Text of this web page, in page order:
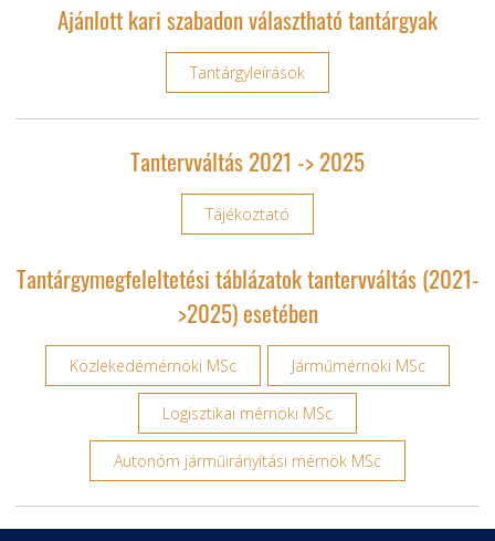
Ajánlott kari szabadon választható tantárgyak
Tantárgyleírások
Tantervváltás 2021 -> 2025
Tájékoztató
Tantárgymegfeleltetési táblázatok tantervváltás (2021-
>2025) esetében
Közlekedémérnöki MSc Járműmérnöki MSc
Logisztikai mérnöki MSc
Autonóm járműirányítási mérnök MSc